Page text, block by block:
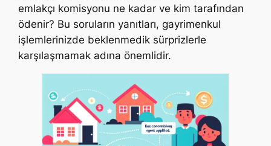
emlakçı komisyonu ne kadar ve kim tarafından
ödenir? Bu soruların yanıtları, gayrimenkul
işlemlerinizde beklenmedik sürprizlerle
karşılaşmamak adına önemlidir.